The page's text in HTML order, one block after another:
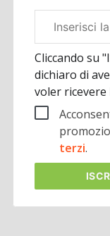
aziendale
Cliccando su
dichiaro di
voler
terzi.